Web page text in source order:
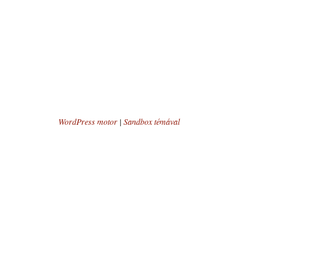
WordPress motor | Sandbox témával